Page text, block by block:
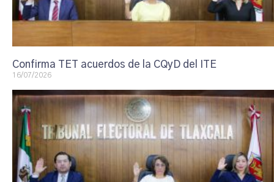
Confirma TET acuerdos de la CQyD del ITE
16/07/2026